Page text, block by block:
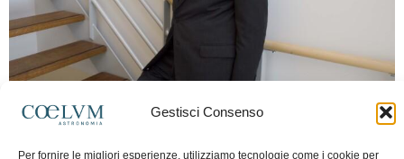
Gestisci Consenso
Per fornire le migliori esperienze, utilizziamo tecnologie come i cookie per
Frida Paolella - 16 Giugno 2026 0
spaziale europea e della missione Planck. Il dialogo ripercorre i principali